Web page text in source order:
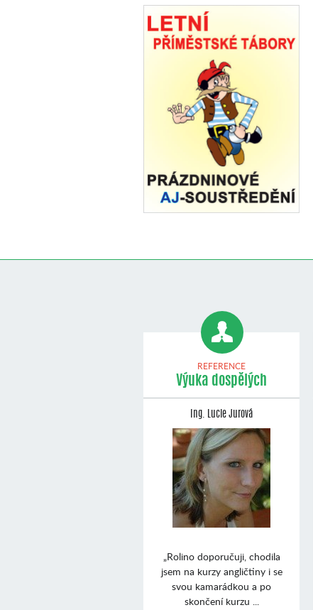
REFERENCE
Výuka dospělých
Ing. Lucie Jurová
„Rolino doporučuji, chodila
jsem na kurzy angličtiny i se
svou kamarádkou a po
skončení kurzu ...